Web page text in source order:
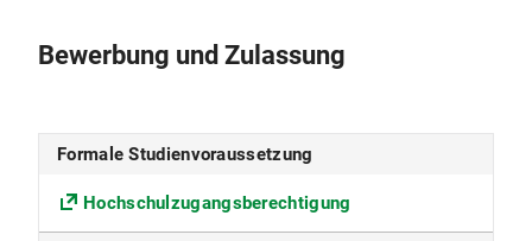
Studiensprache
Fächergruppe
Bewerbung und Zulassung
Formale Studienvoraussetzung
Hochschulzugangsberechtigung